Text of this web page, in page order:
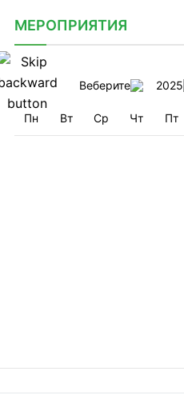
МЕРОПРИЯТИЯ
Веберите 2025
Пн Вт Ср Чт Пт